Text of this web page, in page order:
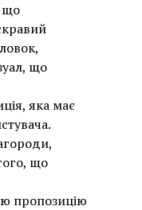
що
що
яка має
що
пропозицію